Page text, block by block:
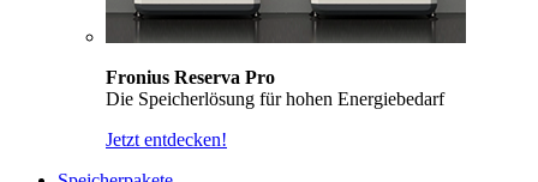
Fronius Reserva Pro
Die Speicherlösung für hohen Energiebedarf
Jetzt entdecken!